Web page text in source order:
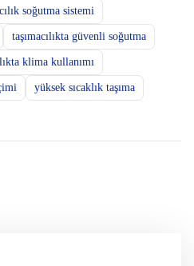
soğutma sistemi
taşımacılıkta güvenli soğutma
klima kullanımı
yüksek sıcaklık taşıma